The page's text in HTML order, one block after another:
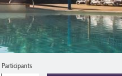
Participants